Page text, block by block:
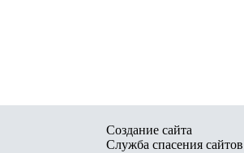
Создание сайта
Служба спасения сайтов